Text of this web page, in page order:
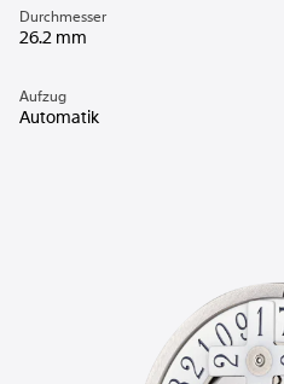
Durchmesser
26.2 mm
Aufzug
Automatik